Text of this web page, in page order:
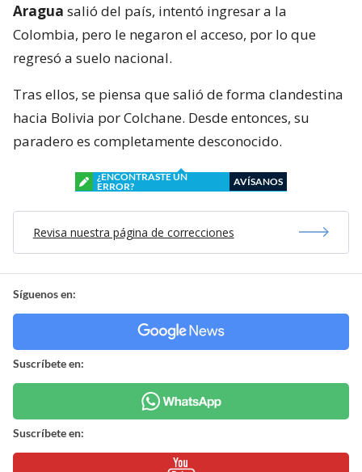
Aragua salió del país, intentó ingresar a la
Colombia, pero le negaron el acceso, por lo que
regresó a suelo nacional.
Tras ellos, se piensa que salió de forma clandestina
hacia Bolivia por Colchane. Desde entonces, su
paradero es completamente desconocido.
¿ENCONTRASTE UN
ERROR?
AVÍSANOS
Revisa nuestra página de correcciones
Síguenos en:
Suscríbete en:
Suscríbete en: